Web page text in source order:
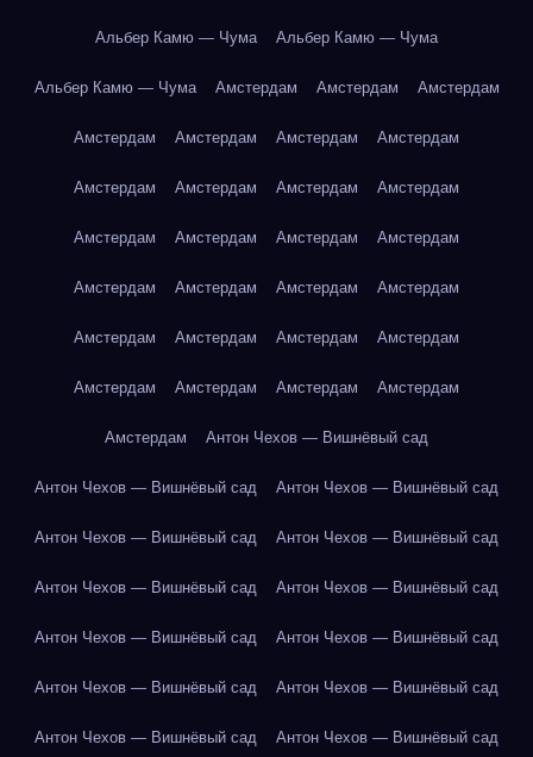
Альбер Камю — Чума Альбер Камю — Чума
Альбер Камю — Чума Амстердам Амстердам Амстердам
Амстердам Амстердам Амстердам Амстердам
Амстердам Амстердам Амстердам Амстердам
Амстердам Амстердам Амстердам Амстердам
Амстердам Амстердам Амстердам Амстердам
Амстердам Амстердам Амстердам Амстердам
Амстердам Амстердам Амстердам Амстердам
Амстердам Антон Чехов — Вишнёвый сад
Антон Чехов — Вишнёвый сад Антон Чехов — Вишнёвый сад
Антон Чехов — Вишнёвый сад Антон Чехов — Вишнёвый сад
Антон Чехов — Вишнёвый сад Антон Чехов — Вишнёвый сад
Антон Чехов — Вишнёвый сад Антон Чехов — Вишнёвый сад
Антон Чехов — Вишнёвый сад Антон Чехов — Вишнёвый сад
Антон Чехов — Вишнёвый сад Антон Чехов — Вишнёвый сад